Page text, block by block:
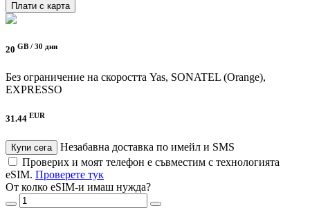
Плати с карта
20 GB / 30 дни
Без ограничение на скоростта Yas, SONATEL (Orange),
EXPRESSO
31.44 EUR
Купи сега
Незабавна доставка по имейл и SMS
Проверих и моят телефон е съвместим с технологията
eSIM. Проверете тук
От колко eSIM-и имаш нужда?